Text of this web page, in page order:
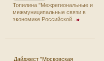
Топилина "Межрегиональные и
межмуниципальные связи в
экономике Российской...
Дайджест "Московская